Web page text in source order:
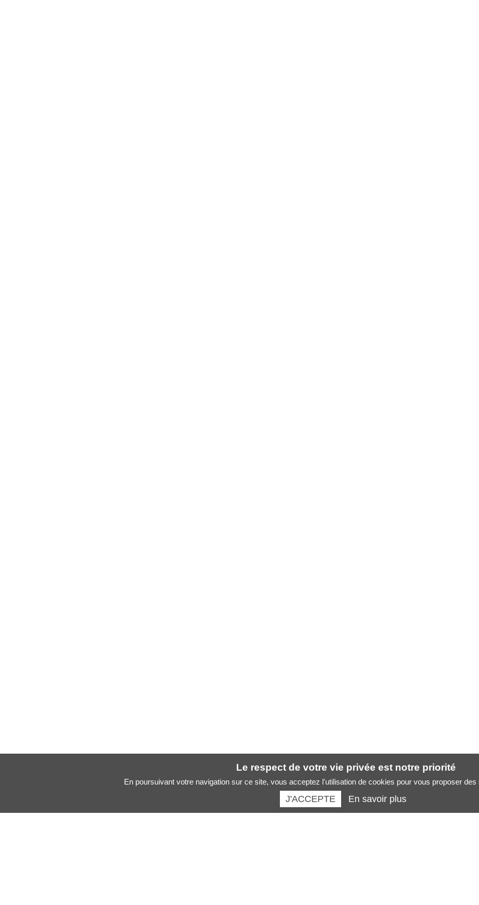
Le respect de votre vie privée est notre priorité
En poursuivant votre navigation sur ce site, vous acceptez l'utilisation de cookies pour vous proposer
J'ACCEPTE En savoir plus